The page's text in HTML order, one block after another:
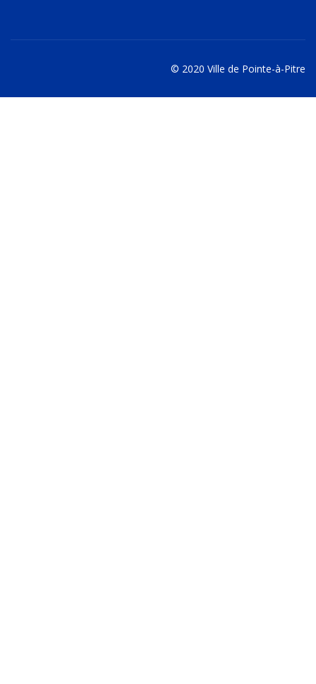
© 2020 Ville de Pointe-à-Pitre